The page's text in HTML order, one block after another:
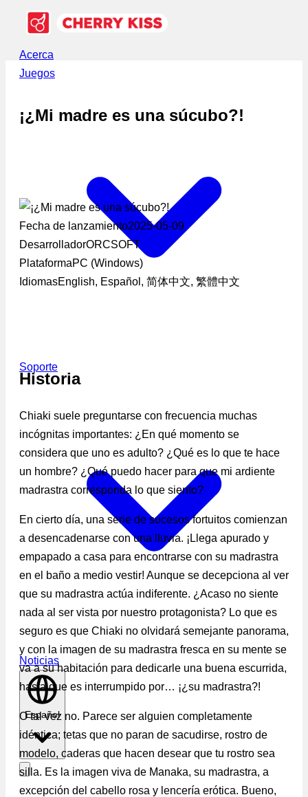
Acerca
Juegos
Soporte
Noticias
Español
¡¿Mi madre es una súcubo?!
Fecha de lanzamiento2025-05-09
DesarrolladorORCSOFT
PlataformaPC (Windows)
IdiomasEnglish, Español, 简体中文, 繁體中文
Historia
Chiaki suele preguntarse con frecuencia muchas
incógnitas importantes: ¿En qué momento se
considera que uno es adulto? ¿Qué es lo que te hace
un hombre? ¿Qué puedo hacer para que mi ardiente
madrastra corresponda lo que siento?
En cierto día, una serie de sucesos fortuitos comienzan
a desencadenarse con una lluvia. ¡Llega apurado y
empapado a casa para encontrarse con su madrastra
en el baño a medio vestir! Aunque se decepciona al ver
que su madrastra actúa indiferente. ¿Acaso no siente
nada al ser vista por nuestro protagonista? Lo que es
seguro es que Chiaki no olvidará semejante panorama,
y con la imagen de su madrastra fresca en su mente se
va a su habitación para dedicarle una buena escurrida,
hasta que es interrumpido por… ¡¿su madrastra?!
O tal vez no. Parece ser alguien completamente
idéntica; tetas que no paran de sacudirse, rostro de
modelo, caderas que hacen desear que tu rostro sea
silla. Es la imagen viva de Manaka, su madrastra, a
excepción del cabello rosa y lencería erótica. Bueno,